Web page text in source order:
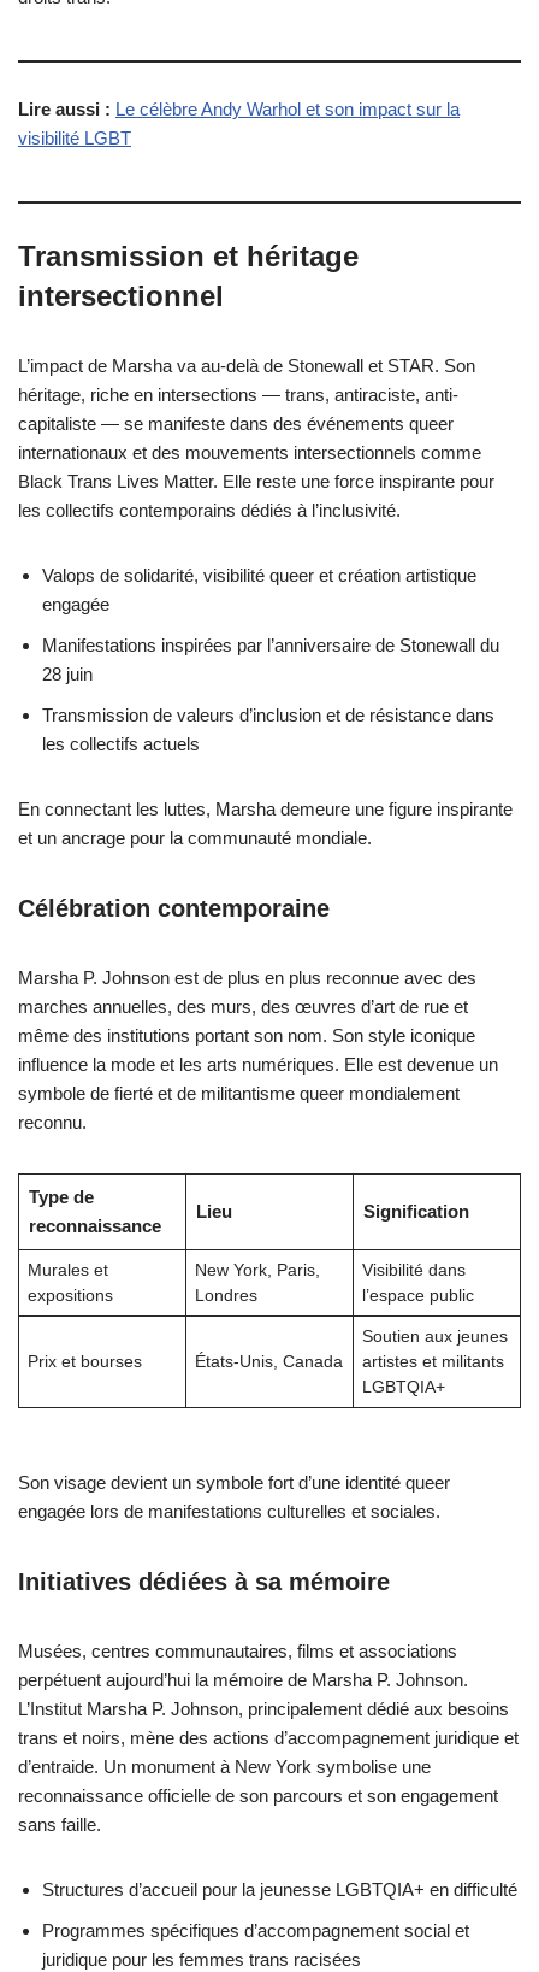
Lire aussi : Le célèbre Andy Warhol et son impact sur la
visibilité LGBT
Transmission et héritage
intersectionnel
L’impact de Marsha va au-delà de Stonewall et STAR. Son
héritage, riche en intersections — trans, antiraciste, anti-
capitaliste — se manifeste dans des événements queer
internationaux et des mouvements intersectionnels comme
Black Trans Lives Matter. Elle reste une force inspirante pour
les collectifs contemporains dédiés à l’inclusivité.
Valops de solidarité, visibilité queer et création artistique
engagée
Manifestations inspirées par l’anniversaire de Stonewall du
28 juin
Transmission de valeurs d’inclusion et de résistance dans
les collectifs actuels
En connectant les luttes, Marsha demeure une figure inspirante
et un ancrage pour la communauté mondiale.
Célébration contemporaine
Marsha P. Johnson est de plus en plus reconnue avec des
marches annuelles, des murs, des œuvres d’art de rue et
même des institutions portant son nom. Son style iconique
influence la mode et les arts numériques. Elle est devenue un
symbole de fierté et de militantisme queer mondialement
reconnu.
Type de
reconnaissance
Lieu Signification
Murales et
expositions
New York, Paris,
Londres
Visibilité dans
l’espace public
Prix et bourses États-Unis, Canada
Soutien aux jeunes
artistes et militants
LGBTQIA+
Son visage devient un symbole fort d’une identité queer
engagée lors de manifestations culturelles et sociales.
Initiatives dédiées à sa mémoire
Musées, centres communautaires, films et associations
perpétuent aujourd’hui la mémoire de Marsha P. Johnson.
L’Institut Marsha P. Johnson, principalement dédié aux besoins
trans et noirs, mène des actions d’accompagnement juridique et
d’entraide. Un monument à New York symbolise une
reconnaissance officielle de son parcours et son engagement
sans faille.
Structures d’accueil pour la jeunesse LGBTQIA+ en difficulté
Programmes spécifiques d’accompagnement social et
juridique pour les femmes trans racisées